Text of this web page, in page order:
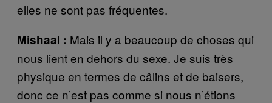
elles ne sont pas fréquentes.
Mishaal : Mais il y a beaucoup de choses qui
nous lient en dehors du sexe. Je suis très
physique en termes de câlins et de baisers,
donc ce n’est pas comme si nous n’étions